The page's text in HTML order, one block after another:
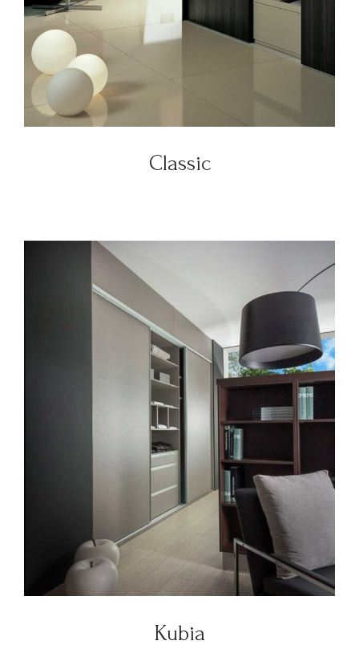
Classic
Kubia